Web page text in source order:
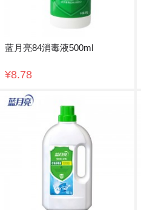
蓝月亮84消毒液500ml
¥8.78